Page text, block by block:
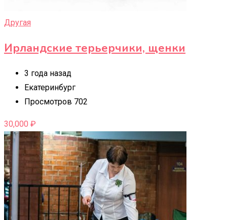
Другая
Ирландские терьерчики, щенки
3 года назад
Екатеринбург
Просмотров 702
30,000 ₽